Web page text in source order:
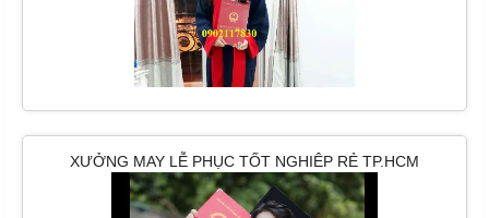
XƯỞNG MAY LỄ PHỤC TỐT NGHIÊP RẺ TP.HCM